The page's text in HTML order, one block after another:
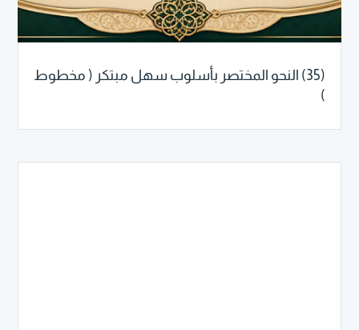
(35) النحو المختصر بأسلوب سهل مبتكر ( مخطوط
)